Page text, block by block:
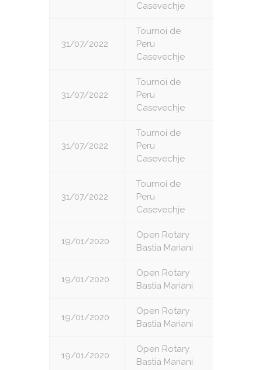
Casevechje
31/07/2022
Tournoi de
Peru
Casevechje
31/07/2022
Tournoi de
Peru
Casevechje
31/07/2022
Tournoi de
Peru
Casevechje
31/07/2022
Tournoi de
Peru
Casevechje
19/01/2020
Open Rotary
Bastia Mariani
19/01/2020
Open Rotary
Bastia Mariani
19/01/2020
Open Rotary
Bastia Mariani
19/01/2020
Open Rotary
Bastia Mariani